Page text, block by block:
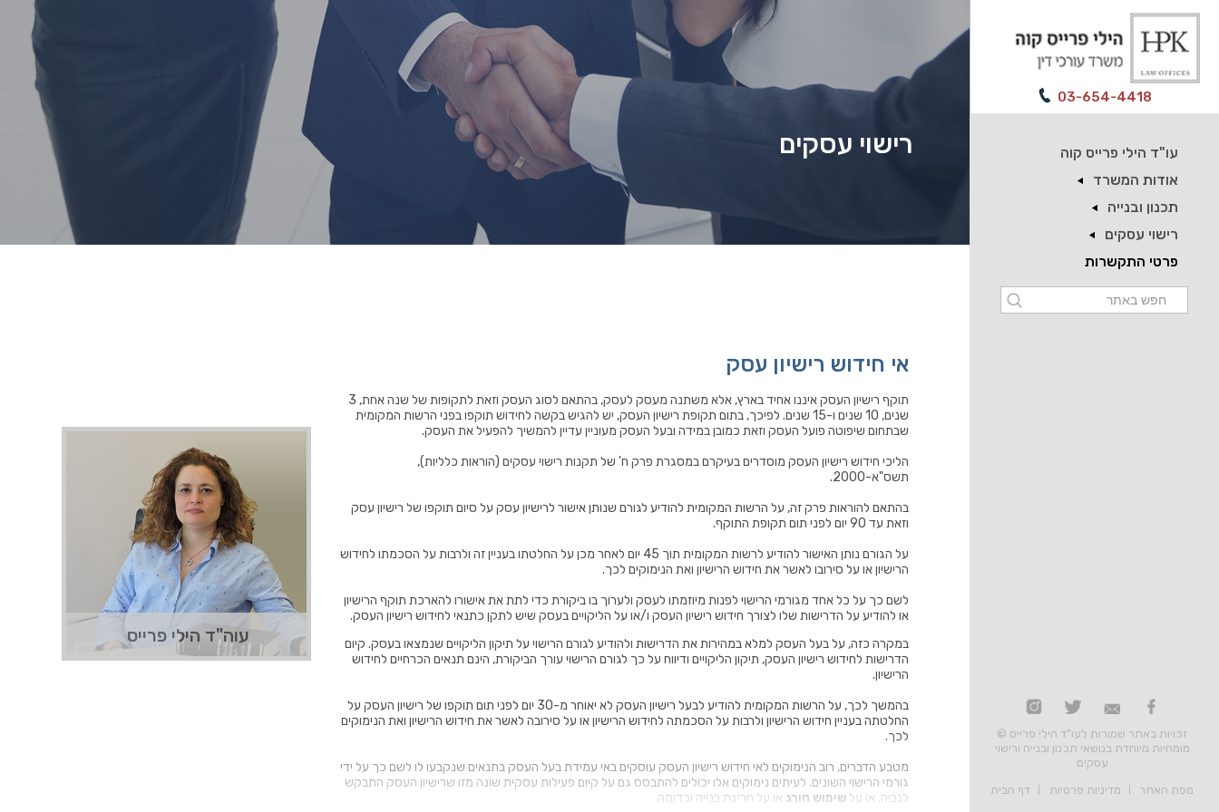
03-654-4418
עו"ד הילי פרייס קוה
אודות המשרד
תכנון ובנייה
רישוי עסקים
פרטי התקשרות
זכויות באתר שמורות לעו"ד הילי פרייס ©
מומחיות מיוחדת בנושאי תכנון ובנייה ורישוי
עסקים
מפת האתר
מדיניות פרטיות דף הבית
רישוי עסקים
אי חידוש רישיון עסק
תוקף רישיון העסק איננו אחיד בארץ, אלא משתנה מעסק לעסק, בהתאם לסוג העסק וזאת לתקופות של שנה אחת, 3
שנים, 10 שנים ו-15 שנים. לפיכך, בתום תקופת רישיון העסק, יש להגיש בקשה לחידוש תוקפו בפני הרשות המקומית
שבתחום שיפוטה פועל העסק וזאת כמובן במידה ובעל העסק מעוניין עדיין להמשיך להפעיל את העסק.
הליכי חידוש רישיון העסק מוסדרים בעיקרם במסגרת פרק ח' של תקנות רישוי עסקים (הוראות כלליות),
תשס"א-2000.
בהתאם להוראות פרק זה, על הרשות המקומית להודיע לגורם שנותן אישור לרישיון עסק על סיום תוקפו של רישיון עסק
וזאת עד 90 יום לפני תום תקופת התוקף.
על הגורם נותן האישור להודיע לרשות המקומית תוך 45 יום לאחר מכן על החלטתו בעניין זה ולרבות על הסכמתו לחידוש
הרישיון או על סירובו לאשר את חידוש הרישיון ואת הנימוקים לכך.
לשם כך על כל אחד מגורמי הרישוי לפנות מיוזמתו לעסק ולערוך בו ביקורת כדי לתת את אישורו להארכת תוקף הרישיון
או להודיע על הדרישות שלו לצורך חידוש רישיון העסק ו/או על הליקויים בעסק שיש לתקן כתנאי לחידוש רישיון העסק.
במקרה כזה, על בעל העסק למלא במהירות את הדרישות ולהודיע לגורם הרישוי על תיקון הליקויים שנמצאו בעסק. קיום
הדרישות לחידוש רישיון העסק, תיקון הליקויים ודיווח על כך לגורם הרישוי עורך הביקורת, הינם תנאים הכרחיים לחידוש
הרישיון.
בהמשך לכך, על הרשות המקומית להודיע לבעל רישיון העסק לא יאוחר מ-30 יום לפני תום תוקפו של רישיון העסק על
החלטתה בעניין חידוש הרישיון ולרבות על הסכמתה לחידוש הרישיון או על סירובה לאשר את חידוש הרישיון ואת הנימוקים
לכך.
מטבע הדברים, רוב הנימוקים לאי חידוש רישיון העסק עוסקים באי עמידת בעל העסק בתנאים שנקבעו לו לשם כך על ידי
גורמי הרישוי השונים. לעיתים נימוקים אלו יכולים להתבסס גם על קיום פעילות עסקית שונה מזו שרישיון העסק התבקש
לגביה, או על שימוש חורג או על חריגת בנייה וכדומה.
עוה"ד הילי פרייס
נעים מאוד!
הילי פרייס הנה עו"ד מומחית בתחום של
רישוי עסקים, שייצגה מאות לקוחות
מרוצים. ביניהם יזמים, קבלנים, רשתות
מסחריות ואנשים פרטיים בהליכי רישוי
וקבלת רישיונות עסק, ערעור על דחיית
ו/או ביטול רישיון עסק וכך הלאה.
צרו קשר